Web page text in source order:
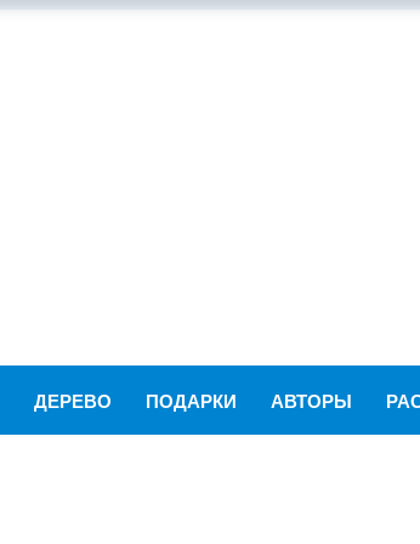
ДЕРЕВО ПОДАРКИ АВТОРЫ